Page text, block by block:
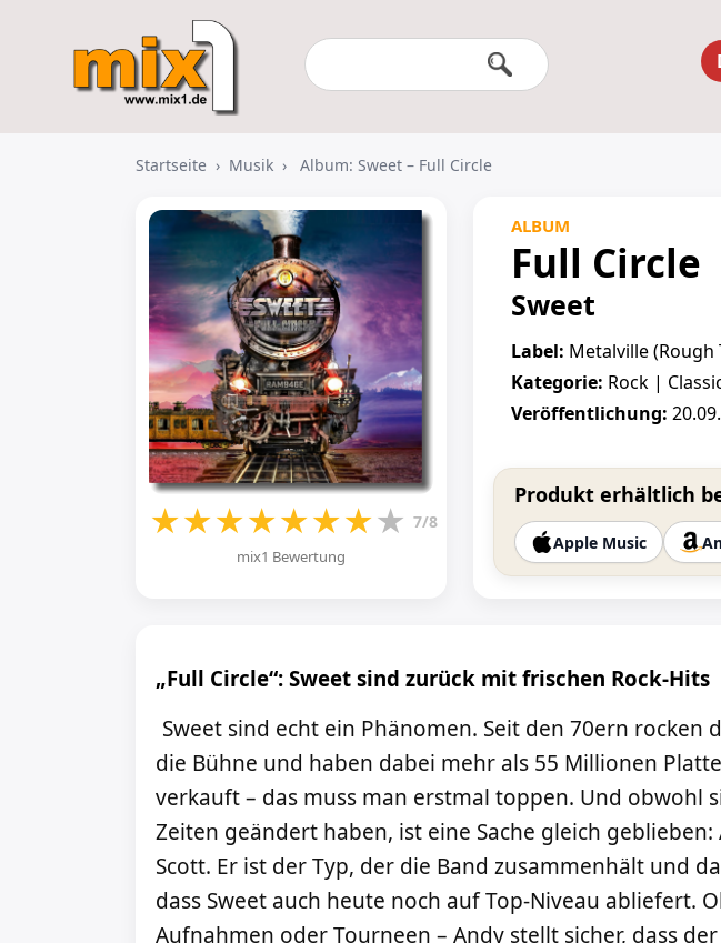
Startseite › Musik › Album: Sweet – Full Circle
★★★★★★★★ 7/8
mix1 Bewertung
ALBUM
Full Circle
Sweet
Label: Metalville (Rough
Kategorie: Rock |
Veröffentlichung:
Produkt erhältlich
Apple Music
„Full Circle“: Sweet sind zurück mit frischen Rock-Hits
Sweet sind echt ein Phänomen. Seit den 70ern rocken
die Bühne und haben dabei mehr als 55 Millionen
verkauft – das muss man erstmal toppen. Und obwohl
Zeiten geändert haben, ist eine Sache gleich geblieben:
Scott. Er ist der Typ, der die Band zusammenhält und
dass Sweet auch heute noch auf Top-Niveau abliefert.
Aufnahmen oder Tourneen – Andy stellt sicher, dass der